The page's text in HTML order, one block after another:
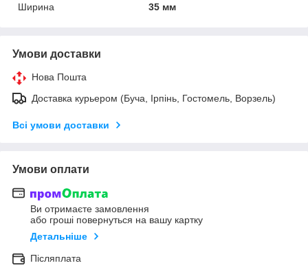
Ширина
35 мм
Умови доставки
Нова Пошта
Доставка курьером (Буча, Ірпінь, Гостомель, Ворзель)
Всі умови доставки
Умови оплати
Ви отримаєте замовлення
або гроші повернуться на вашу картку
Детальніше
Післяплата